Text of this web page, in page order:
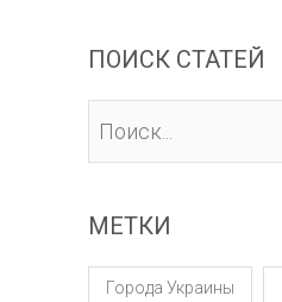
ПОИСК СТАТЕЙ
МЕТКИ
Города Украины